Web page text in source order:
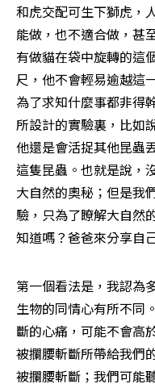
和虎交配可生下獅虎，
能做，也不適合做，甚
有做貓在袋中旋轉的這
尺，他不會輕易逾越這
為了求知什麼事都非得
所設計的實驗裏，比如
他還是會活捉其他昆蟲
這隻昆蟲。也就是說，
大自然的奧秘；但是我
驗，只為了瞭解大自然
知道嗎？爸爸來分享自
第一個看法是，我認為
生物的同情心有所不同
斷的心痛，可能不會高
被攔腰斬斷所帶給我們
被攔腰斬斷；我們可能